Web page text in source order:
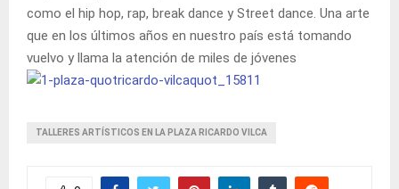
como el hip hop, rap, break dance y Street dance. Una arte
que en los últimos años en nuestro país está tomando
vuelvo y llama la atención de miles de jóvenes
TALLERES ARTÍSTICOS EN LA PLAZA RICARDO VILCA